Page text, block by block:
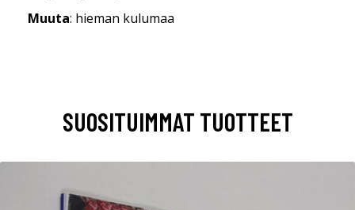
Muuta: hieman kulumaa
SUOSITUIMMAT TUOTTEET